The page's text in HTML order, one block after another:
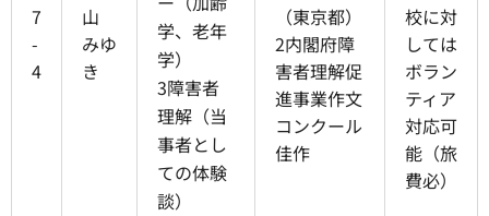
7
-
4
山
みゆ
き
学、老年
学）
3障害者
理解（当
事者とし
ての体験
談）
（東京都）
2内閣府障
害者理解促
進事業作文
コンクール
佳作
校に対
しては
ボラン
ティア
対応可
能（旅
費必）